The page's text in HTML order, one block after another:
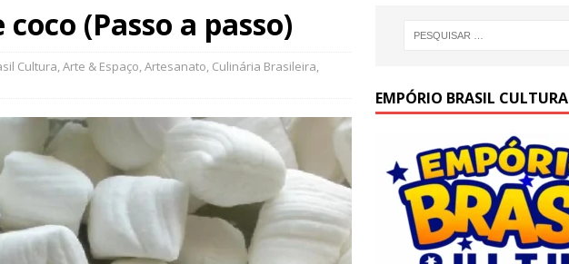
(Passo a passo)
Cultura,Arte & Espaço,Artesanato, Culinária Brasileira,
EMPÓRIO BRASIL CULTURA